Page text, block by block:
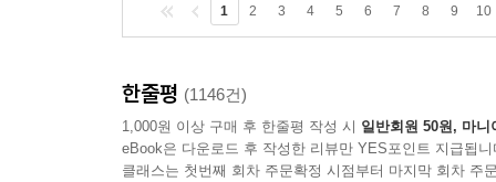
1 2 3 4 5 6 7 8 9 10
한줄평 (1146건)
1,000원 이상 구매 후 한줄평 작성 시 일반회원 50원, 마니
eBook은 다운로드 후 작성한 리뷰만 YES포인트 지급됩니
클래스는 첫번째 회차 주문확정 시점부터 마지막 회차 주